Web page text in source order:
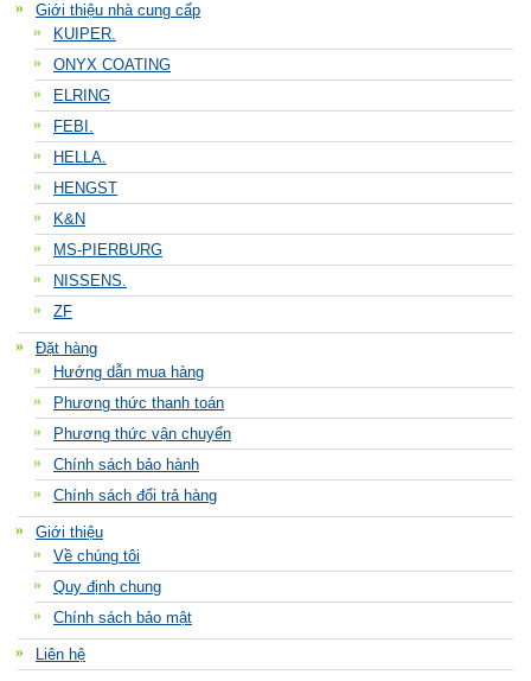
Giới thiệu nhà cung cấp
KUIPER.
ONYX COATING
ELRING
FEBI.
HELLA.
HENGST
K&N
MS-PIERBURG
NISSENS.
ZF
Đặt hàng
Hướng dẫn mua hàng
Phương thức thanh toán
Phương thức vận chuyển
Chính sách bảo hành
Chính sách đổi trả hàng
Giới thiệu
Về chúng tôi
Quy định chung
Chính sách bảo mật
Liên hệ